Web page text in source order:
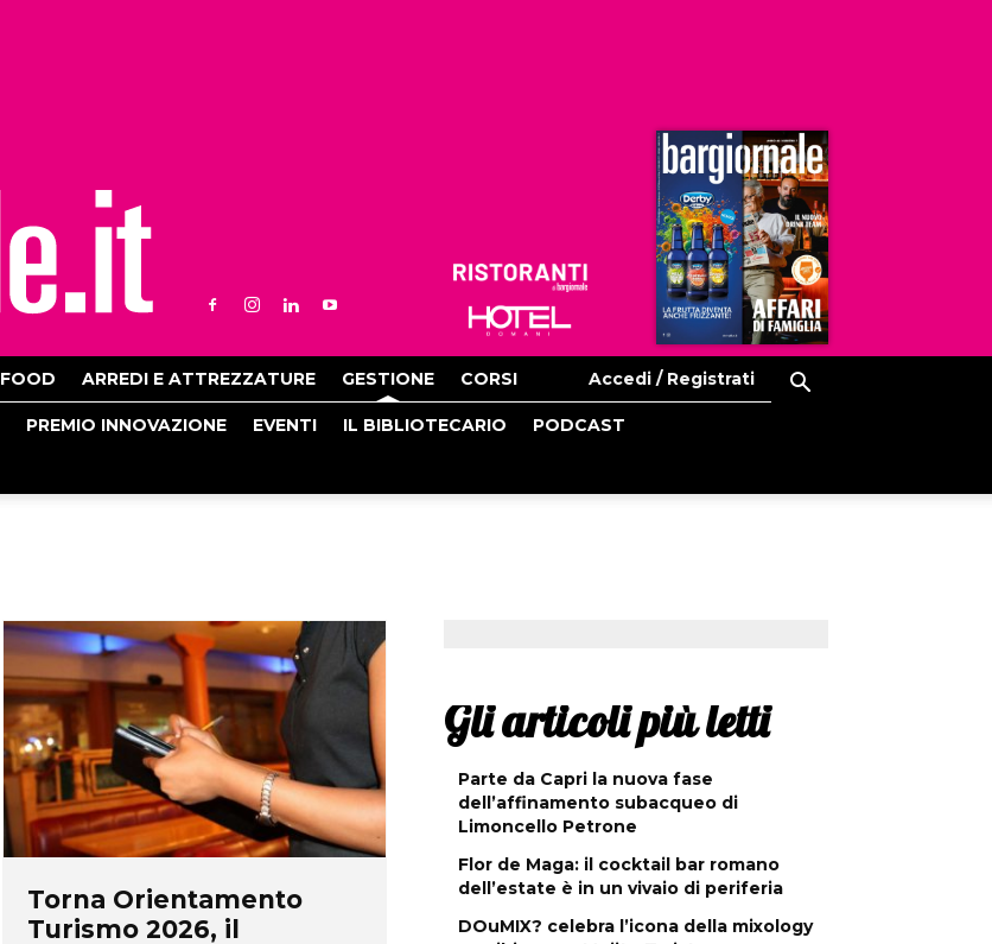
Ristoranti
Hoteldomani
FOOD ARREDI E ATTREZZATURE GESTIONE CORSI Accedi / Registrati
PREMIO INNOVAZIONE EVENTI IL BIBLIOTECARIO PODCAST
Torna Orientamento
Turismo 2026, il
Gli articoli più letti
Parte da Capri la nuova fase
dell’affinamento subacqueo di
Limoncello Petrone
Flor de Maga: il cocktail bar romano
dell’estate è in un vivaio di periferia
DOuMIX? celebra l’icona della mixology